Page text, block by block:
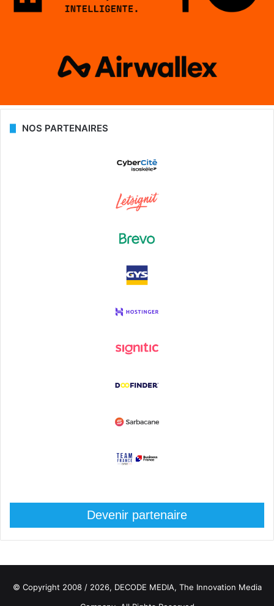
NOS PARTENAIRES
Devenir partenaire
© Copyright 2008 / 2026, DECODE MEDIA, The Innovation Media